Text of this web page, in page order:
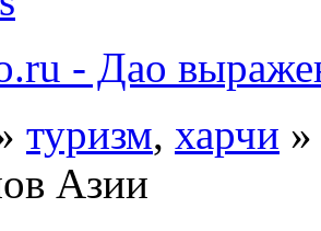
- Дао
туризм, харчи
Азии